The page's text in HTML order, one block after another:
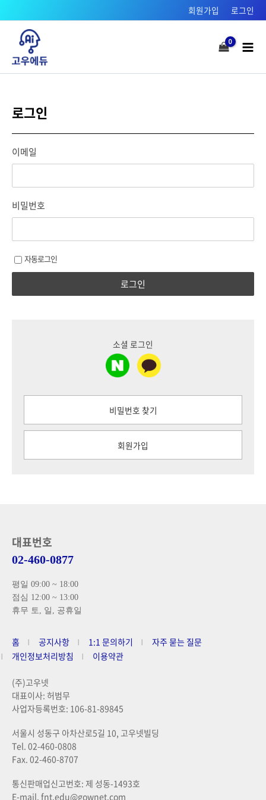
건너뛰기
회원가입 로그인
로그인
이메일
비밀번호
자동로그인
로그인
소셜 로그인
비밀번호 찾기
회원가입
대표번호
02-460-0877
평일 09:00 ~ 18:00
점심 12:00 ~ 13:00
휴무 토, 일, 공휴일
홈 공지사항 1:1 문의하기
자주 묻는 질문
개인정보처리방침
이용약관
(주)고우넷
대표이사: 허범무
사업자등록번호: 106-81-89845
서울시 성동구 아차산로5길 10, 고우넷빌딩
Tel. 02-460-0808
Fax. 02-460-8707
통신판매업신고번호: 제 성동-1493호
E-mail. fnt.edu@gownet.com